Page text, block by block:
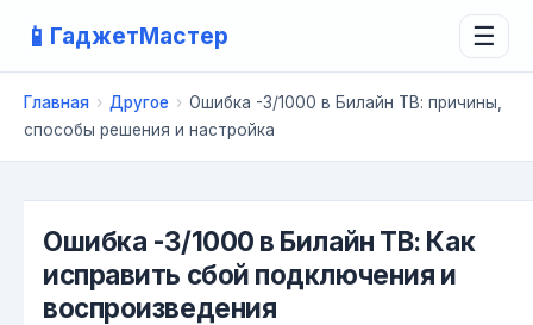
📱 ГаджетМастер ☰
Главная › Другое › Ошибка -3/1000 в Билайн ТВ: причины,
способы решения и настройка
Ошибка -3/1000 в Билайн ТВ: Как
исправить сбой подключения и
воспроизведения